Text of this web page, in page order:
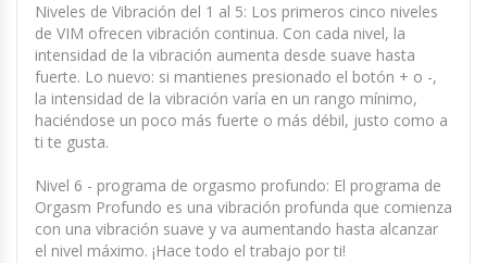
Niveles de Vibración del 1 al 5: Los primeros cinco niveles
de VIM ofrecen vibración continua. Con cada nivel, la
intensidad de la vibración aumenta desde suave hasta
fuerte. Lo nuevo: si mantienes presionado el botón + o -,
la intensidad de la vibración varía en un rango mínimo,
haciéndose un poco más fuerte o más débil, justo como a
ti te gusta.
Nivel 6 - programa de orgasmo profundo: El programa de
Orgasm Profundo es una vibración profunda que comienza
con una vibración suave y va aumentando hasta alcanzar
el nivel máximo. ¡Hace todo el trabajo por ti!